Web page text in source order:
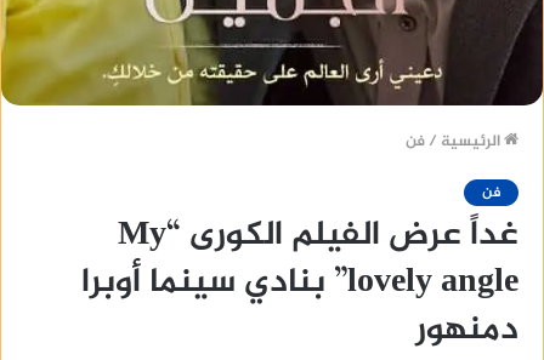
الرئيسية /فن
فن
غداً عرض الفيلم الكورى “My
lovely angle” بنادي سينما أوبرا
دمنهور